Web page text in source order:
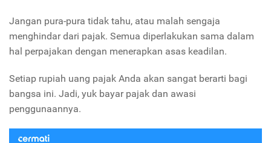
Jangan pura-pura tidak tahu, atau malah sengaja
menghindar dari pajak. Semua diperlakukan sama dalam
hal perpajakan dengan menerapkan asas keadilan.
Setiap rupiah uang pajak Anda akan sangat berarti bagi
bangsa ini. Jadi, yuk bayar pajak dan awasi
penggunaannya.